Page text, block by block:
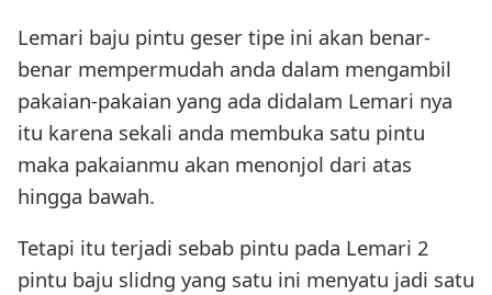
Lemari baju pintu geser tipe ini akan benar-
benar mempermudah anda dalam mengambil
pakaian-pakaian yang ada didalam Lemari nya
itu karena sekali anda membuka satu pintu
maka pakaianmu akan menonjol dari atas
hingga bawah.
Tetapi itu terjadi sebab pintu pada Lemari 2
pintu baju slidng yang satu ini menyatu jadi satu